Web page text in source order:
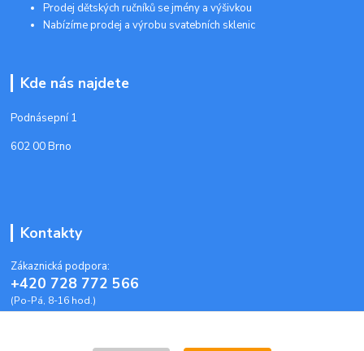
Prodej dětských ručníků se jmény a výšivkou
Nabízíme prodej a výrobu svatebních sklenic
Kde nás najdete
Podnásepní 1
602 00 Brno
Kontakty
Zákaznická podpora:
+420 728 772 566
(Po-Pá, 8-16 hod.)